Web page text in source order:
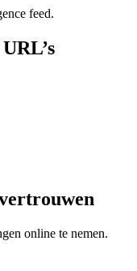
feed.
online te nemen.